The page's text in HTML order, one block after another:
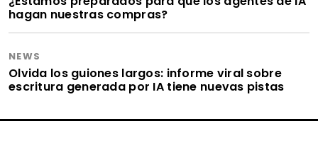
hagan nuestras compras?
NEWS
Olvida los guiones largos: informe viral sobre
escritura generada por IA tiene nuevas pistas